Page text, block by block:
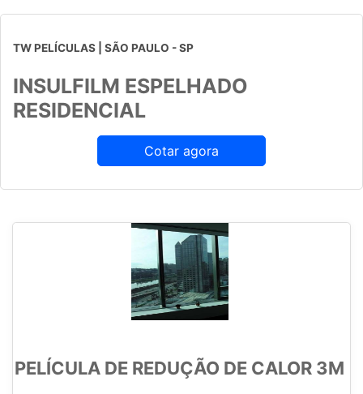
TW PELÍCULAS | SÃO PAULO - SP
INSULFILM ESPELHADO
RESIDENCIAL
Cotar agora
PELÍCULA DE REDUÇÃO DE CALOR 3M